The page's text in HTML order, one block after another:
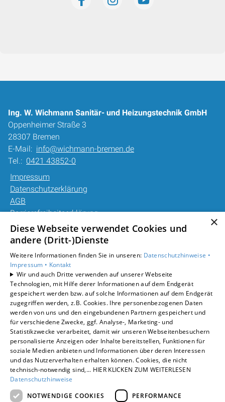
Ing. W. Wichmann Sanitär- und Heizungstechnik GmbH
Oppenheimer Straße 3
28307 Bremen
E-Mail: info@wichmann-bremen.de
Tel.: 0421 43852-0
Impressum
Datenschutzerklärung
AGB
Barrierefreiheitserklärung
Unsere Bereiche
Gewerbekunden
Karriere
Unternehmen
Kontakt
×
Diese Webseite verwendet Cookies und
andere (Dritt-)Dienste
Weitere Informationen finden Sie in unseren: Datenschutzhinweise •
Impressum • Kontakt
Wir und auch Dritte verwenden auf unserer Webseite
Technologien, mit Hilfe derer Informationen auf dem Endgerät
gespeichert werden bzw. auf solche Informationen auf dem Endgerät
zugegriffen werden, z.B. Cookies. Ihre personenbezogenen Daten
werden von uns und den eingebundenen Partnern gespeichert und
für verschiedene Zwecke, ggf. Analyse-, Marketing- und
Statistikzwecke verarbeitet, damit wir unseren Webseitenbesuchern
personalisierte Anzeigen oder Inhalte bereitstellen, Funktionen für
soziale Medien anbieten und Informationen über deren Interessen
und das Nutzerverhalten erhalten können. Cookies, die nicht
technisch-notwendig sind,... HIER KLICKEN ZUM WEITERLESEN
Datenschutzhinweise
NOTWENDIGE COOKIES
PERFORMANCE